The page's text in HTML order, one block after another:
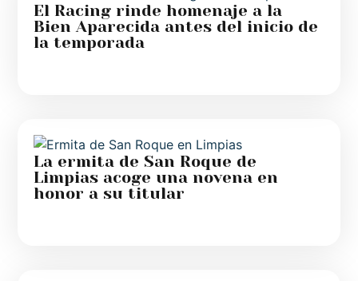
El Racing rinde homenaje a la
Bien Aparecida antes del inicio de
la temporada
La ermita de San Roque de
Limpias acoge una novena en
honor a su titular